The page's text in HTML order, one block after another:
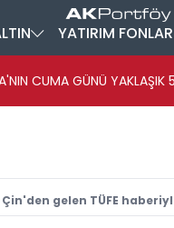
YATIRIM
CUMA GÜNÜ
gelen TÜFE